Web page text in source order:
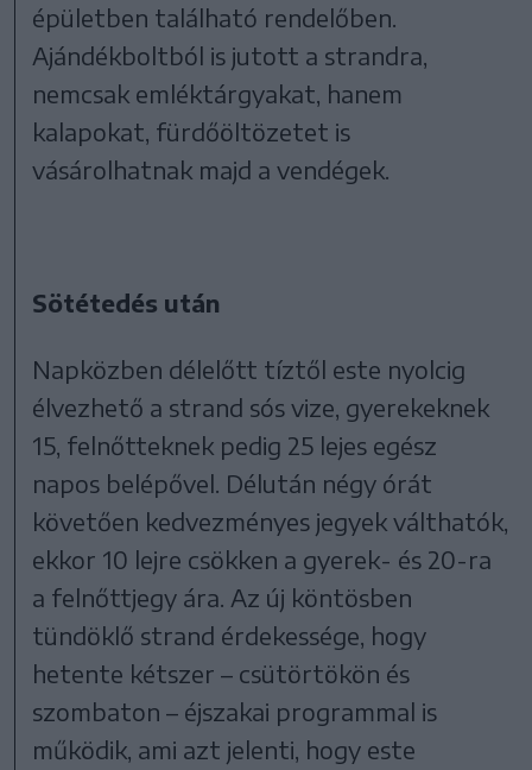
épületben található rendelőben.
Ajándékboltból is jutott a strandra,
nemcsak emléktárgyakat, hanem
kalapokat, fürdőöltözetet is
vásárolhatnak majd a vendégek.
Sötétedés után
Napközben délelőtt tíztől este nyolcig
élvezhető a strand sós vize, gyerekeknek
15, felnőtteknek pedig 25 lejes egész
napos belépővel. Délután négy órát
követően kedvezményes jegyek válthatók,
ekkor 10 lejre csökken a gyerek- és 20-ra
a felnőttjegy ára. Az új köntösben
tündöklő strand érdekessége, hogy
hetente kétszer – csütörtökön és
szombaton – éjszakai programmal is
működik, ami azt jelenti, hogy este